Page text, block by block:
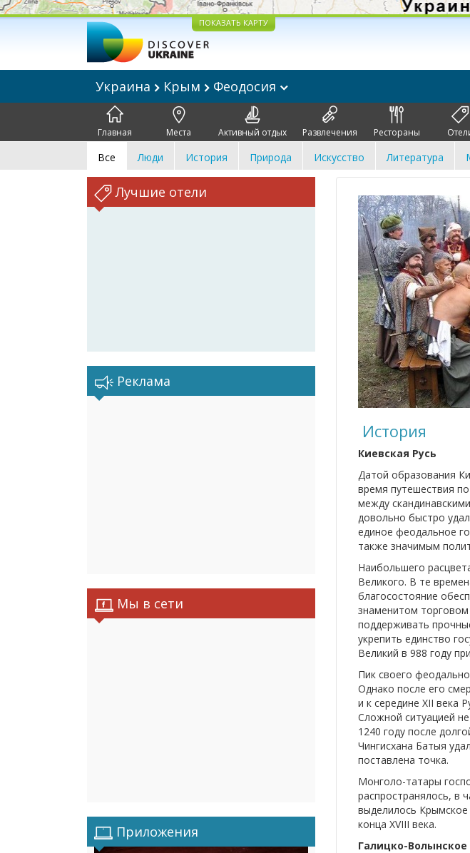
ПОКАЗАТЬ КАРТУ
Украина Крым Феодосия
Главная Места Активный отдых Развлечения Рестораны
Все Люди История Природа Искусство Литература
Лучшие отели
Реклама
Мы в сети
Приложения
История
Киевская Русь
Датой образования
время путешествия по
между
довольно быстро
единое феодальное
также значимым
Наибольшего
Великого. В те
благосостояние
знаменитом торговом
поддерживать
укрепить единство
Великий в 988 году
Пик своего
Однако после его
и к середине XII века
Сложной ситуацией
1240 году после
Чингисхана Батыя
поставлена точка.
Монголо-татары
распространялось, в
выделилось
конца XVIII века.
Галицко-